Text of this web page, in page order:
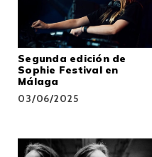
Segunda edición de
Sophie Festival en
Málaga
03/06/2025